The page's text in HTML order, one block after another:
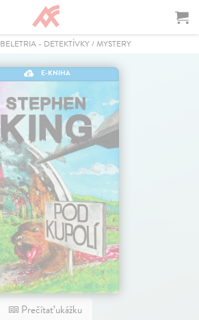
BELETRIA - DETEKTÍVKY / MYSTERY
E-KNIHA
Prečítať ukážku